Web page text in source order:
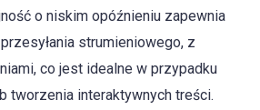
o niskim opóźnieniu zapewnia
strumieniowego, z
co jest idealne w przypadku
tworzenia interaktywnych treści.